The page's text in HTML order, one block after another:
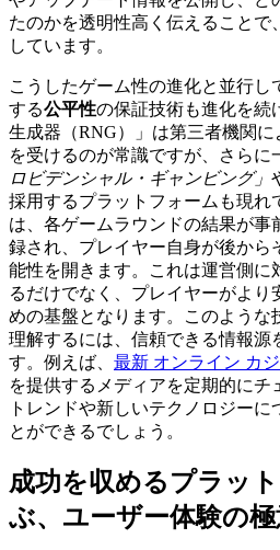
たのかを透明性高く伝えることで
しています。
こうしたゲーム性の進化と並行し
する公平性の保証技術も進化を続
生成器（RNG）」は第三者機関
を受けるのが常識ですが、さらに
ロビデンシャル・ギャンビング」
採用するプラットフォームも現れ
は、各ゲームラウンドの結果が事
録され、プレイヤー自身が後から
能性を開きます。これは運営側に
るだけでなく、プレイヤーがより
めの基盤となります。このような
理解するには、信頼できる情報源
す。例えば、 最新 オンライン カ
を提供するメディアを定期的に
トレンドや新しいテクノロジーに
とができるでしょう。
成功を収めるプラッ
ぶ、ユーザー体験の